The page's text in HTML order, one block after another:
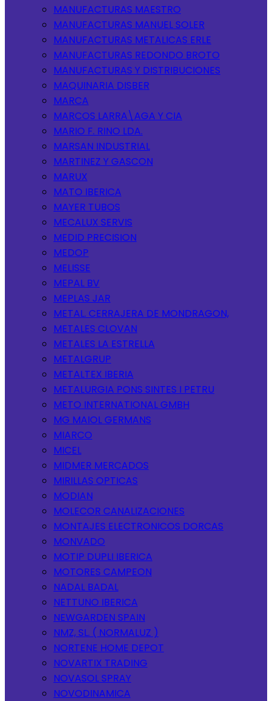
MANUFACTURAS MAESTRO
MANUFACTURAS MANUEL SOLER
MANUFACTURAS METALICAS ERLE
MANUFACTURAS REDONDO BROTO
MANUFACTURAS Y DISTRIBUCIONES
MAQUINARIA DISBER
MARCA
MARCOS LARRA\AGA Y CIA
MARIO F. RINO LDA.
MARSAN INDUSTRIAL
MARTINEZ Y GASCON
MARUX
MATO IBERICA
MAYER TUBOS
MECALUX SERVIS
MEDID PRECISION
MEDOP
MELISSE
MEPAL BV
MEPLAS JAR
METAL. CERRAJERA DE MONDRAGON,
METALES CLOVAN
METALES LA ESTRELLA
METALGRUP
METALTEX IBERIA
METALURGIA PONS SINTES I PETRU
METO INTERNATIONAL GMBH
MG MAIOL GERMANS
MIARCO
MICEL
MIDMER MERCADOS
MIRILLAS OPTICAS
MODIAN
MOLECOR CANALIZACIONES
MONTAJES ELECTRONICOS DORCAS
MONVADO
MOTIP DUPLI IBERICA
MOTORES CAMPEON
NADAL BADAL
NETTUNO IBERICA
NEWGARDEN SPAIN
NMZ, SL. ( NORMALUZ )
NORTENE HOME DEPOT
NOVARTIX TRADING
NOVASOL SPRAY
NOVODINAMICA